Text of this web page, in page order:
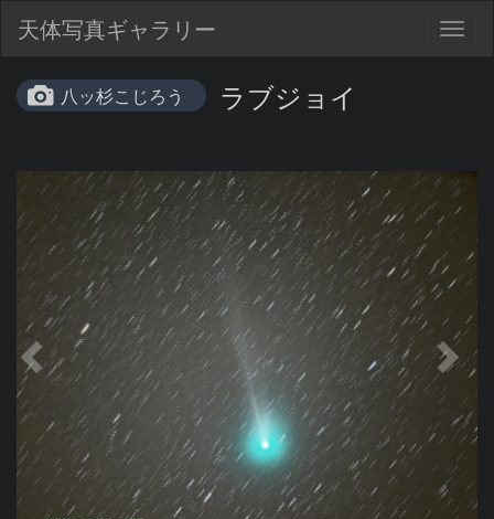
天体写真ギャラリー
八ッ杉こじろう ラブジョイ